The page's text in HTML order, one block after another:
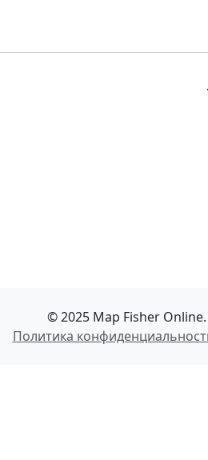
© 2025 Map Fisher
Политика